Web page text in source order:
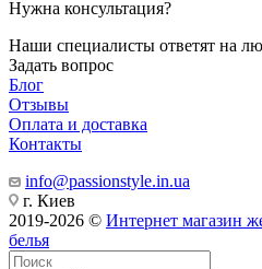
Нужна консультация?
Наши специалисты ответят на
Задать вопрос
Блог
Отзывы
Оплата и доставка
Контакты
info@passionstyle.in.ua
г. Киев
2019-2026 © Интернет магазин
белья